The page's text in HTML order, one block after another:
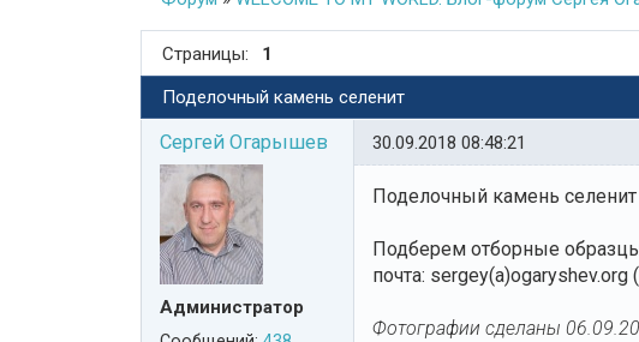
Страницы: 1
Поделочный камень селенит
Сергей Огарышев
Администратор
30.09.2018 08:48:21
Поделочный камень
Подберем отборные
почта: sergey(a)ogaryshev.org
Фотографии сделаны